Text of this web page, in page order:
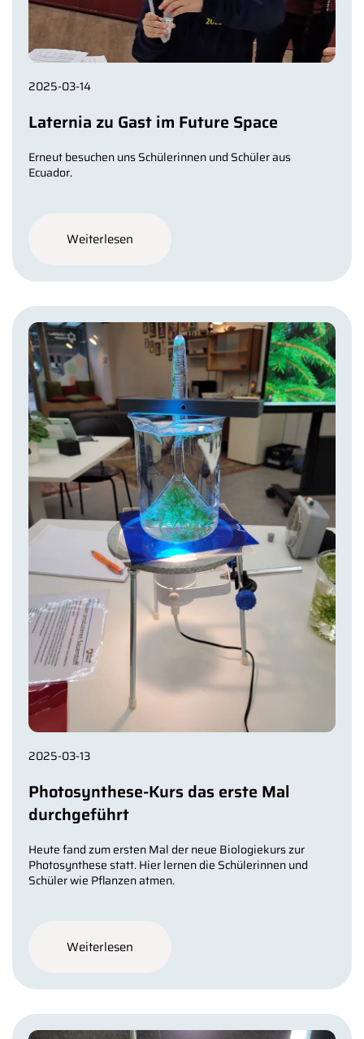
2025-03-14
Laternia zu Gast im Future Space
Erneut besuchen uns Schülerinnen und Schüler aus
Ecuador.
Weiterlesen
2025-03-13
Photosynthese-Kurs das erste Mal
durchgeführt
Heute fand zum ersten Mal der neue Biologiekurs zur
Photosynthese statt. Hier lernen die Schülerinnen und
Schüler wie Pflanzen atmen.
Weiterlesen